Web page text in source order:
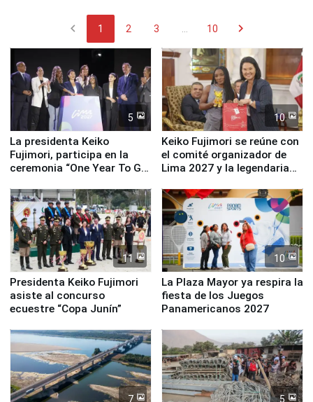
chevron_left 1 2 3 10 chevron_right
5
La presidenta Keiko
Fujimori, participa en la
ceremonia “One Year To Go
10
Keiko Fujimori se reúne con
el comité organizador de
Lima 2027 y la legendaria
11
Presidenta Keiko Fujimori
asiste al concurso
ecuestre “Copa Junín”
10
La Plaza Mayor ya respira la
fiesta de los Juegos
Panamericanos 2027
7 5